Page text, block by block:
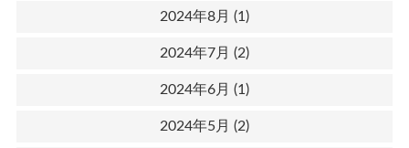
2024年8月 (1)
2024年7月 (2)
2024年6月 (1)
2024年5月 (2)